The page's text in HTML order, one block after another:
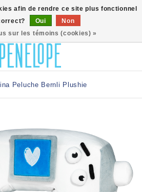
Peluche Bernli Plushie
afin de rendre ce site plus fonctionnel
Oui
Non
sur les témoins (cookies) »